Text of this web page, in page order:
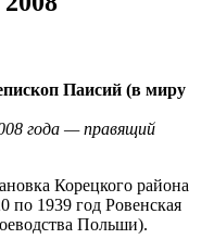
Паисий (в миру
года — правящий
Корецкого района
по 1939 год Ровенская
Польши).